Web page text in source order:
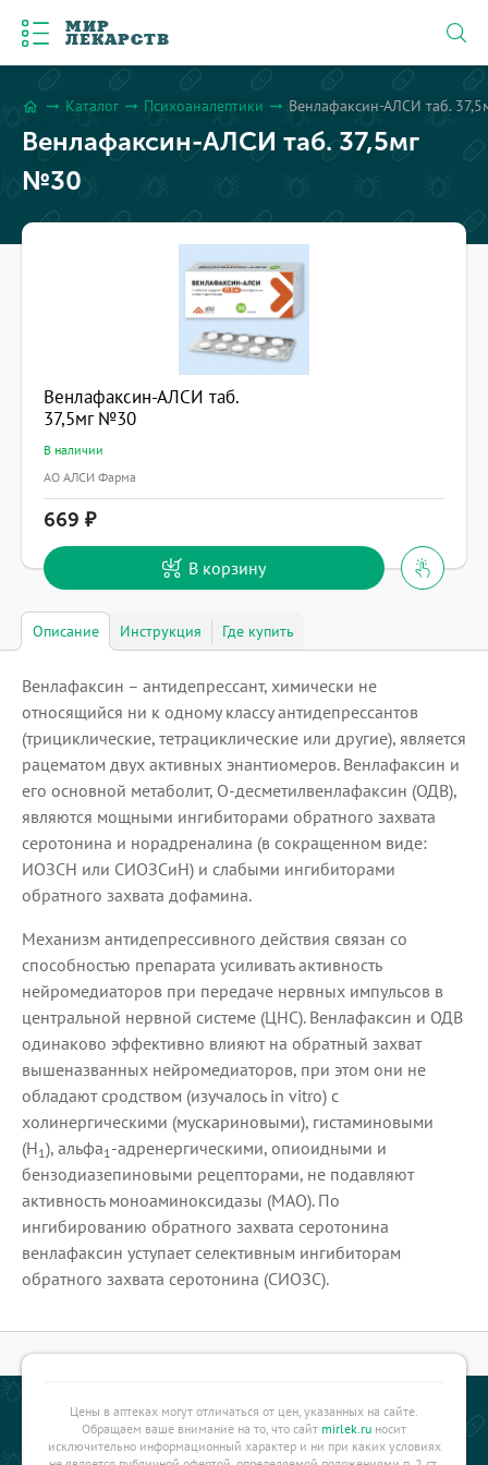
МИР
ЛЕКАРСТВ
home arrow_right_alt Каталог arrow_right_alt Психоаналептики arrow_right_alt Венлафаксин-АЛСИ таб.
Венлафаксин-АЛСИ таб. 37,5мг
№30
Венлафаксин-АЛСИ таб.
37,5мг №30
В наличии
АО АЛСИ Фарма
669
В корзину
Описание Инструкция Где купить
Венлафаксин – антидепрессант, химически не
относящийся ни к одному классу антидепрессантов
(трициклические, тетрациклические или другие), является
рацематом двух активных энантиомеров. Венлафаксин и
его основной метаболит, O-десметилвенлафаксин (ОДВ),
являются мощными ингибиторами обратного захвата
серотонина и норадреналина (в сокращенном виде:
ИОЗСН или СИОЗСиН) и слабыми ингибиторами
обратного захвата дофамина.
Механизм антидепрессивного действия связан со
способностью препарата усиливать активность
нейромедиаторов при передаче нервных импульсов в
центральной нервной системе (ЦНС). Венлафаксин и ОДВ
одинаково эффективно влияют на обратный захват
вышеназванных нейромедиаторов, при этом они не
обладают сродством (изучалось in vitro) с
холинергическими (мускариновыми), гистаминовыми
(H1 ), альфа1 -адренергическими, опиоидными и
бензодиазепиновыми рецепторами, не подавляют
активность моноаминоксидазы (МАО). По
ингибированию обратного захвата серотонина
венлафаксин уступает селективным ингибиторам
обратного захвата серотонина (СИОЗС).
Цены в аптеках могут отличаться от цен, указанных на сайте.
Обращаем ваше внимание на то, что сайт mirlek.ru носит
исключительно информационный характер и ни при каких условиях